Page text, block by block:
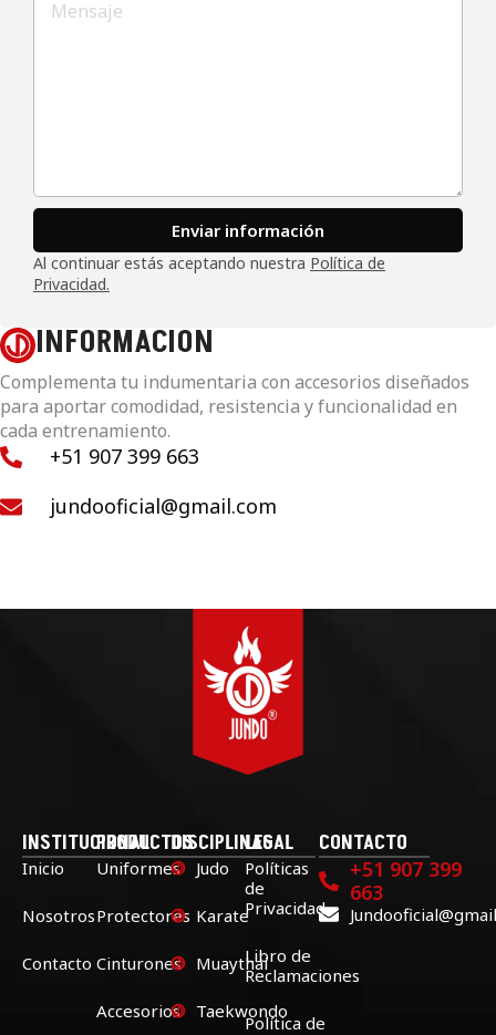
INFORMACIÓN
Complementa tu indumentaria con accesorios diseñados
para aportar comodidad, resistencia y funcionalidad en
cada entrenamiento.
+51 907 399 663
jundooficial@gmail.com
Enviar información
Al continuar estás aceptando nuestra Política de
Privacidad.
INSTITUCIONAL
Inicio
Nosotros
Contacto
PRODUCTOS
Uniformes
Protectores
Cinturones
Accesorios
DISCIPLINAS
Judo
Karate
Muaythai
Taekwondo
LEGAL
Políticas
de
Privacidad
Libro de
Reclamaciones
Política de
CONTACTO
+51 907 399
663